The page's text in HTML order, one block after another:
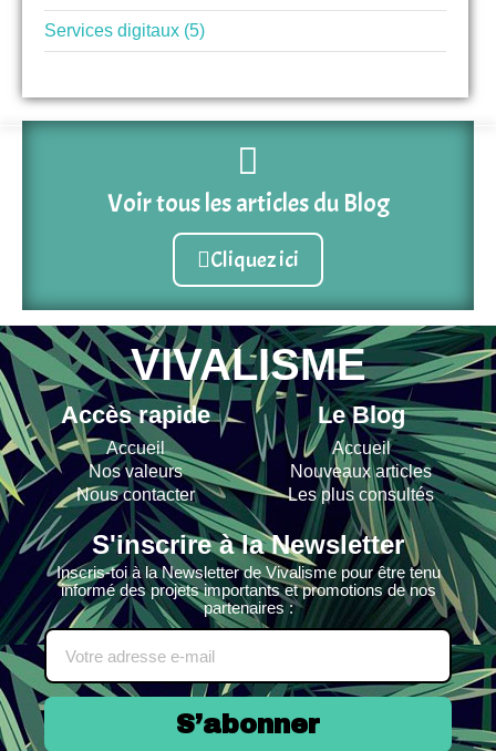
Services digitaux (5)
Voir tous les articles du Blog
Cliquez ici
VIVALISME
Accès rapide
Accueil
Nos valeurs
Nous contacter
Le Blog
Accueil
Nouveaux articles
Les plus consultés
S'inscrire à la Newsletter
Inscris-toi à la Newsletter de Vivalisme pour être tenu
informé des projets importants et promotions de nos
partenaires :
S’abonner